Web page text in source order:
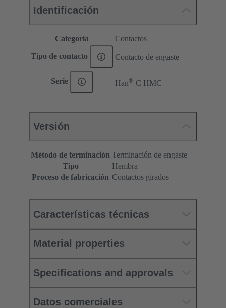
Identificación
Categoría Contactos
Tipo de contacto Contacto de engaste
Serie Han® C HMC
Versión
Método de terminación Terminación de engaste
Tipo
Hembra
Proceso de fabricación Contactos girados
Características técnicas
Material properties
Specifications and approvals
Datos comerciales